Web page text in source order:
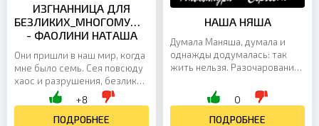
ИЗГНАННИЦА ДЛЯ
БЕЗЛИКИХ_МНОГОМУЖЕСТВО
- ФАОЛИНИ НАТАША
Они пришли в наш мир, когда
мне было семь. Сея повсюду
хаос и разрушения, безликие
полностью изменили ход
вещей, жизни людей. Мы
прячемся, выживаем,...
+8
ПОДРОБНЕЕ
НАША НЯША
Думала Маняша, думала и
однажды додумалась: так
жить нельзя. Разочарование
подтачивает силы и
подъедает отпущенное ей
время. И...
0
ПОДРОБНЕЕ